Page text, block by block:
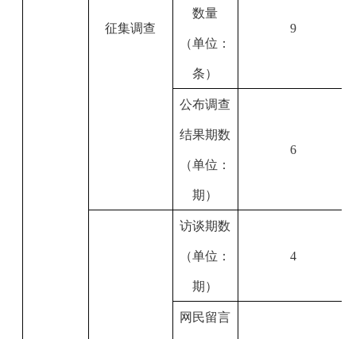
征集调查
数量
（单位：
条）
9
公布调查
结果期数
（单位：
期）
6
访谈期数
（单位：
期）
4
网民留言